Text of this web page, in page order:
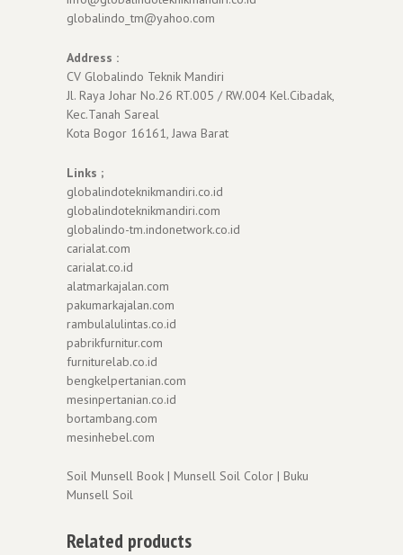
globalindo_tm@yahoo.com
Address :
CV Globalindo Teknik Mandiri
Jl. Raya Johar No.26 RT.005 / RW.004 Kel.Cibadak,
Kec.Tanah Sareal
Kota Bogor 16161, Jawa Barat
Links ;
globalindoteknikmandiri.co.id
globalindoteknikmandiri.com
globalindo-tm.indonetwork.co.id
carialat.com
carialat.co.id
alatmarkajalan.com
pakumarkajalan.com
rambulalulintas.co.id
pabrikfurnitur.com
furniturelab.co.id
bengkelpertanian.com
mesinpertanian.co.id
bortambang.com
mesinhebel.com
Soil Munsell Book | Munsell Soil Color | Buku
Munsell Soil
Related products